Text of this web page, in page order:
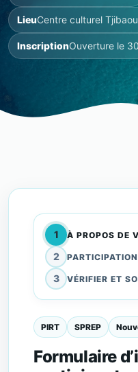
LieuCentre culturel
InscriptionOuverture le
1 À PROPOS DE
2 PARTICIPATION
3 VÉRIFIER ET
PIRT SPREP
Formulaire